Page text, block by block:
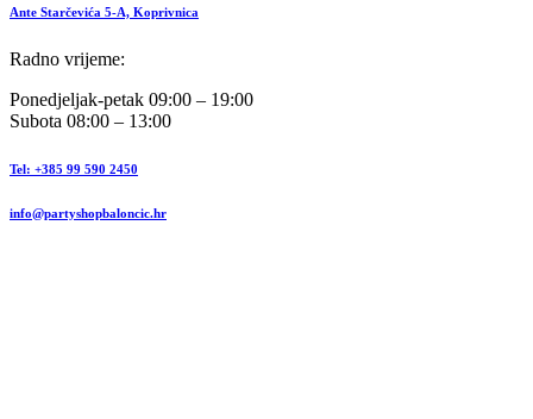
Ante Starčevića 5-A, Koprivnica
Radno vrijeme:
Ponedjeljak-petak 09:00 – 19:00
Subota 08:00 – 13:00
Tel: +385 99 590 2450
info@partyshopbaloncic.hr